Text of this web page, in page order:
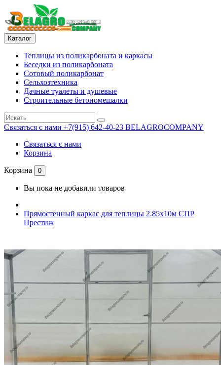
Каталог
Теплицы из поликарбоната и каркасы
Беседки из поликарбоната
Сотовый поликарбонат
Сельхозтехника
Дачные туалеты и душевые
Строительные бетономешалки
Связаться с нами +7(915) 642-40-23 BELAGROCOMPANY
Связаться с нами
Корзина
Корзина 0
Вы пока не добавили товаров
Прямостенный каркас для теплицы 2.85х10м СПР
Престиж